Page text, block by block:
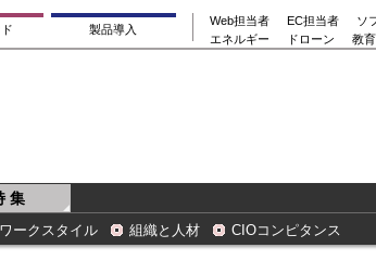
製品導入
Web担当者 EC担当者
ソ
エネルギー
ドローン 教
集
ワークスタイル 組織と人材 CIOコンピタンス